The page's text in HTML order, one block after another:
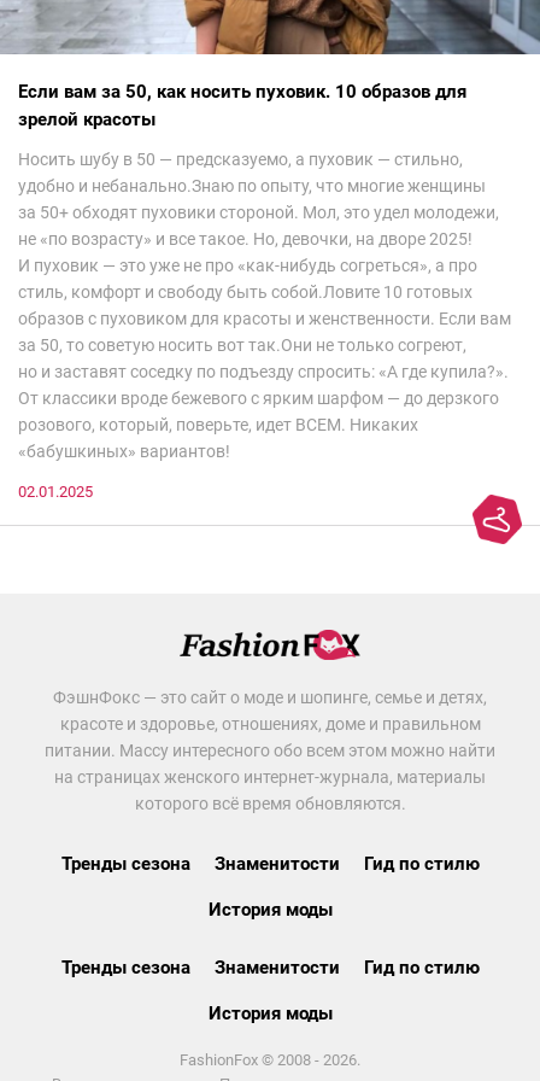
Если вам за 50, как носить пуховик. 10 образов для
зрелой красоты
Носить шубу в 50 — предсказуемо, а пуховик — стильно,
удобно и небанально.Знаю по опыту, что многие женщины
за 50+ обходят пуховики стороной. Мол, это удел молодежи,
не «по возрасту» и все такое. Но, девочки, на дворе 2025!
И пуховик — это уже не про «как-нибудь согреться», а про
стиль, комфорт и свободу быть собой.Ловите 10 готовых
образов с пуховиком для красоты и женственности. Если вам
за 50, то советую носить вот так.Они не только согреют,
но и заставят соседку по подъезду спросить: «А где купила?».
От классики вроде бежевого с ярким шарфом — до дерзкого
розового, который, поверьте, идет ВСЕМ. Никаких
«бабушкиных» вариантов!
02.01.2025
ФэшнФокс — это сайт о моде и шопинге, семье и детях,
красоте и здоровье, отношениях, доме и правильном
питании. Массу интересного обо всем этом можно найти
на страницах женского интернет-журнала, материалы
которого всё время обновляются.
Тренды сезона Знаменитости Гид по стилю
История моды
Тренды сезона Знаменитости Гид по стилю
История моды
FashionFox © 2008 - 2026.